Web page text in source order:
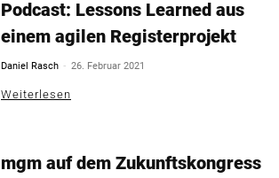
Podcast: Lessons Learned aus
einem agilen Registerprojekt
Daniel Rasch - 26. Februar 2021
Weiterlesen
mgm auf dem Zukunftskongress